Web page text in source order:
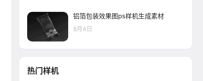
铝箔包装效果图ps样机生成素材
8月4日
热门样机